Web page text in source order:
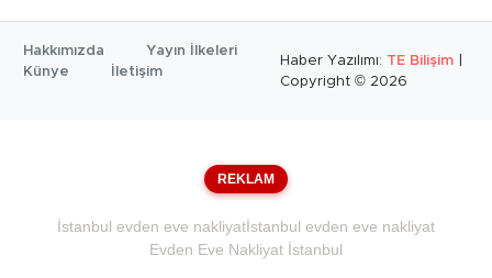
Hakkımızda
Yayın İlkeleri
Künye
İletişim
Haber Yazılımı: TE Bilişim
Copyright © 2026
REKLAM
İstanbul evden eve nakliyatİstanbul evden eve nakliyat
Evden Eve Nakliyat İstanbul